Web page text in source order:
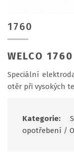
1760
WELCO 1760
Speciální
otěr při vysokých
Kategorie:
opotřebení /